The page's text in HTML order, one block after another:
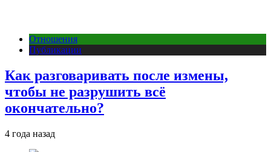
Отношения
Публикации
Как разговаривать после измены,
чтобы не разрушить всё
окончательно?
4 года назад